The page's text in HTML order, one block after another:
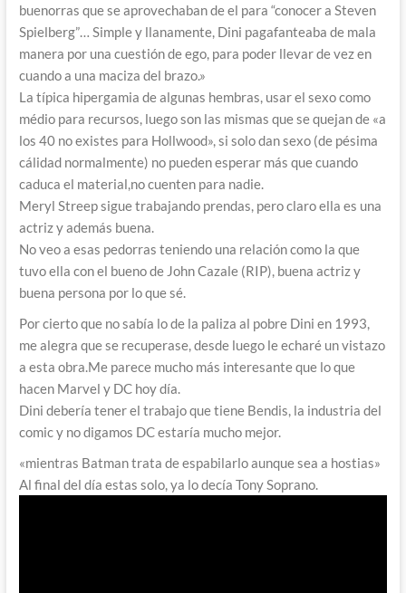
buenorras que se aprovechaban de el para “conocer a Steven
Spielberg”… Simple y llanamente, Dini pagafanteaba de mala
manera por una cuestión de ego, para poder llevar de vez en
cuando a una maciza del brazo.»
La típica hipergamia de algunas hembras, usar el sexo como
médio para recursos, luego son las mismas que se quejan de «a
los 40 no existes para Hollwood», si solo dan sexo (de pésima
cálidad normalmente) no pueden esperar más que cuando
caduca el material,no cuenten para nadie.
Meryl Streep sigue trabajando prendas, pero claro ella es una
actriz y además buena.
No veo a esas pedorras teniendo una relación como la que
tuvo ella con el bueno de John Cazale (RIP), buena actriz y
buena persona por lo que sé.
Por cierto que no sabía lo de la paliza al pobre Dini en 1993,
me alegra que se recuperase, desde luego le echaré un vistazo
a esta obra.Me parece mucho más interesante que lo que
hacen Marvel y DC hoy día.
Dini debería tener el trabajo que tiene Bendis, la industria del
comic y no digamos DC estaría mucho mejor.
«mientras Batman trata de espabilarlo aunque sea a hostias»
Al final del día estas solo, ya lo decía Tony Soprano.